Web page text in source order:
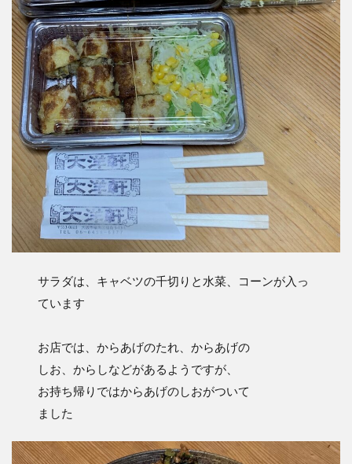
サラダは、キャベツの千切りと水菜、コーンが入っ
ています
お店では、からあげのたれ、からあげの
しお、からしなどがあるようですが、
お持ち帰りではからあげのしおがついて
ました